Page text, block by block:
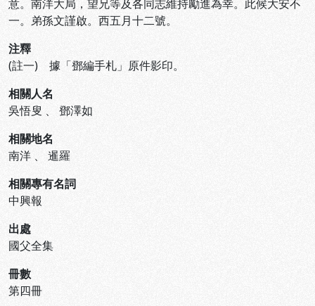
意。南洋大局，望兄等及各同志維持勵進為幸。此候大安不
一。弟孫文謹啟。西五月十二號。
注釋
(註一) 據「鄧編手札」原件影印。
相關人名
吳悟叟 、 鄧澤如
相關地名
南洋 、 暹羅
相關專有名詞
中興報
出處
國父全集
冊數
第四冊